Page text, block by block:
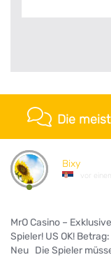
Die
Bixy
vor
MrO Casino –
Spieler! US OK!
Neu Die Spieler